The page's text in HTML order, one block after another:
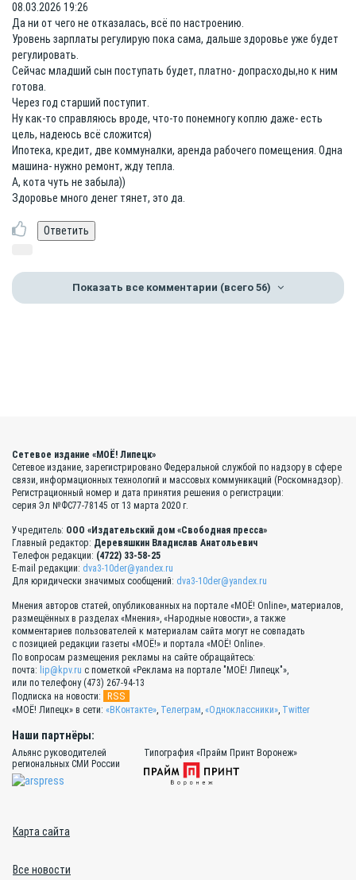
08.03.2026 19:26
Да ни от чего не отказалась, всё по настроению.
Уровень зарплаты регулирую пока сама, дальше здоровье уже будет
регулировать.
Сейчас младший сын поступать будет, платно- допрасходы,но к ним
готова.
Через год старший поступит.
Ну как-то справляюсь вроде, что-то понемногу коплю даже- есть
цель, надеюсь всё сложится)
Ипотека, кредит, две коммуналки, аренда рабочего помещения. Одна
машина- нужно ремонт, жду тепла.
А, кота чуть не забыла))
Здоровье много денег тянет, это да.
Показать все комментарии (всего 56)
Сетевое издание «МОЁ! Липецк»
Сетевое издание, зарегистрировано Федеральной службой по надзору в сфере
связи, информационных технологий и массовых коммуникаций (Роскомнадзор).
Регистрационный номер и дата принятия решения о регистрации:
серия Эл №ФС77-78145 от 13 марта 2020 г.
Учредитель: ООО «Издательский дом «Свободная пресса»
Главный редактор: Деревяшкин Владислав Анатольевич
Телефон редакции: (4722) 33-58-25
E-mail редакции: dva3-10der@yandex.ru
Для юридически значимых сообщений: dva3-10der@yandex.ru
Мнения авторов статей, опубликованных на портале «МОЁ! Online», материалов,
размещённых в разделах «Мнения», «Народные новости», а также
комментариев пользователей к материалам сайта могут не совпадать
с позицией редакции газеты «МОЁ!» и портала «МОЁ! Online».
По вопросам размещения рекламы на сайте обращайтесь:
почта: lip@kpv.ru с пометкой «Реклама на портале "МОЁ! Липецк"»,
или по телефону (473) 267-94-13
Подписка на новости:
RSS
«МОЁ! Липецк» в сети: «ВКонтакте», Телеграм, «Одноклассники», Twitter
Наши партнёры:
Альянс руководителей
региональных СМИ России
Типография «Прайм Принт Воронеж»
Карта сайта
Все новости